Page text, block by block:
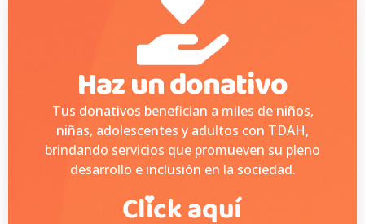
Haz un donativo
Tus donativos benefician a miles de niños,
niñas, adolescentes y adultos con TDAH,
brindando servicios que promueven su pleno
desarrollo e inclusión en la sociedad.